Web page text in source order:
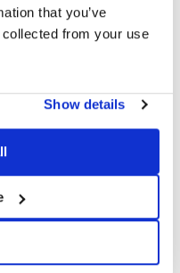
that you’ve
from your use
Show details
según lo dispuesto en
material publicitario